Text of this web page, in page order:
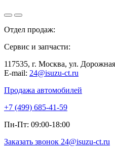
Отдел продаж:
Сервис и запчасти:
117535, г. Москва, ул.
E-mail: 24@isuzu-ct.ru
Продажа автомобилей
+7 (499) 685-41-59
Пн-Пт: 09:00-18:00
Заказать звонок 24@isuzu-ct.ru